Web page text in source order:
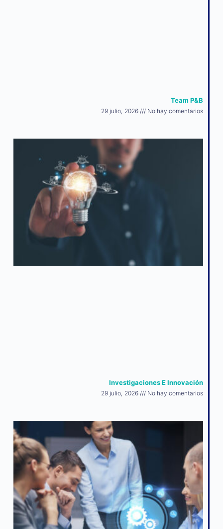
Team P&B
29 julio, 2026 No hay comentarios
Investigaciones E Innovación
29 julio, 2026 No hay comentarios